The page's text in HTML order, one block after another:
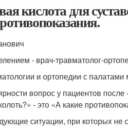
кислота для
- врач-травматолог-
и ортопедии с
вопрос у пациентов
- это «А какие
ситуации, при которых не